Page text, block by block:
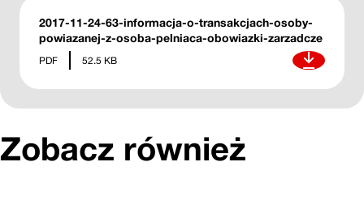
2017-11-24-63-informacja-o-transakcjach-osoby-
powiazanej-z-osoba-pelniaca-obowiazki-zarzadcze
PDF 52.5 KB Pobierz
Zobacz również